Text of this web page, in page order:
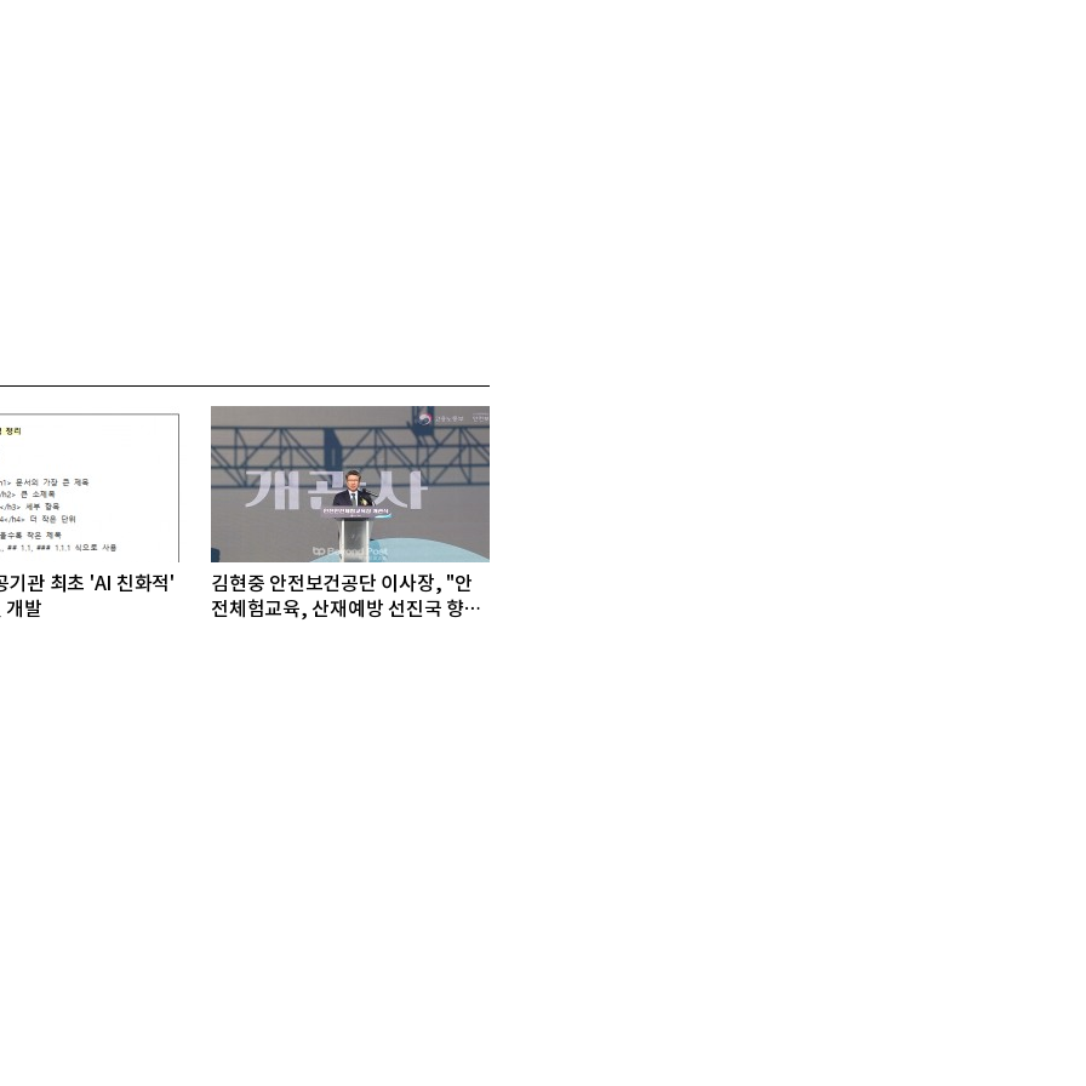
기관 최초 'AI 친화적'
개발
김현중 안전보건공단 이사장, "안
전체험교육, 산재예방 선진국 향한